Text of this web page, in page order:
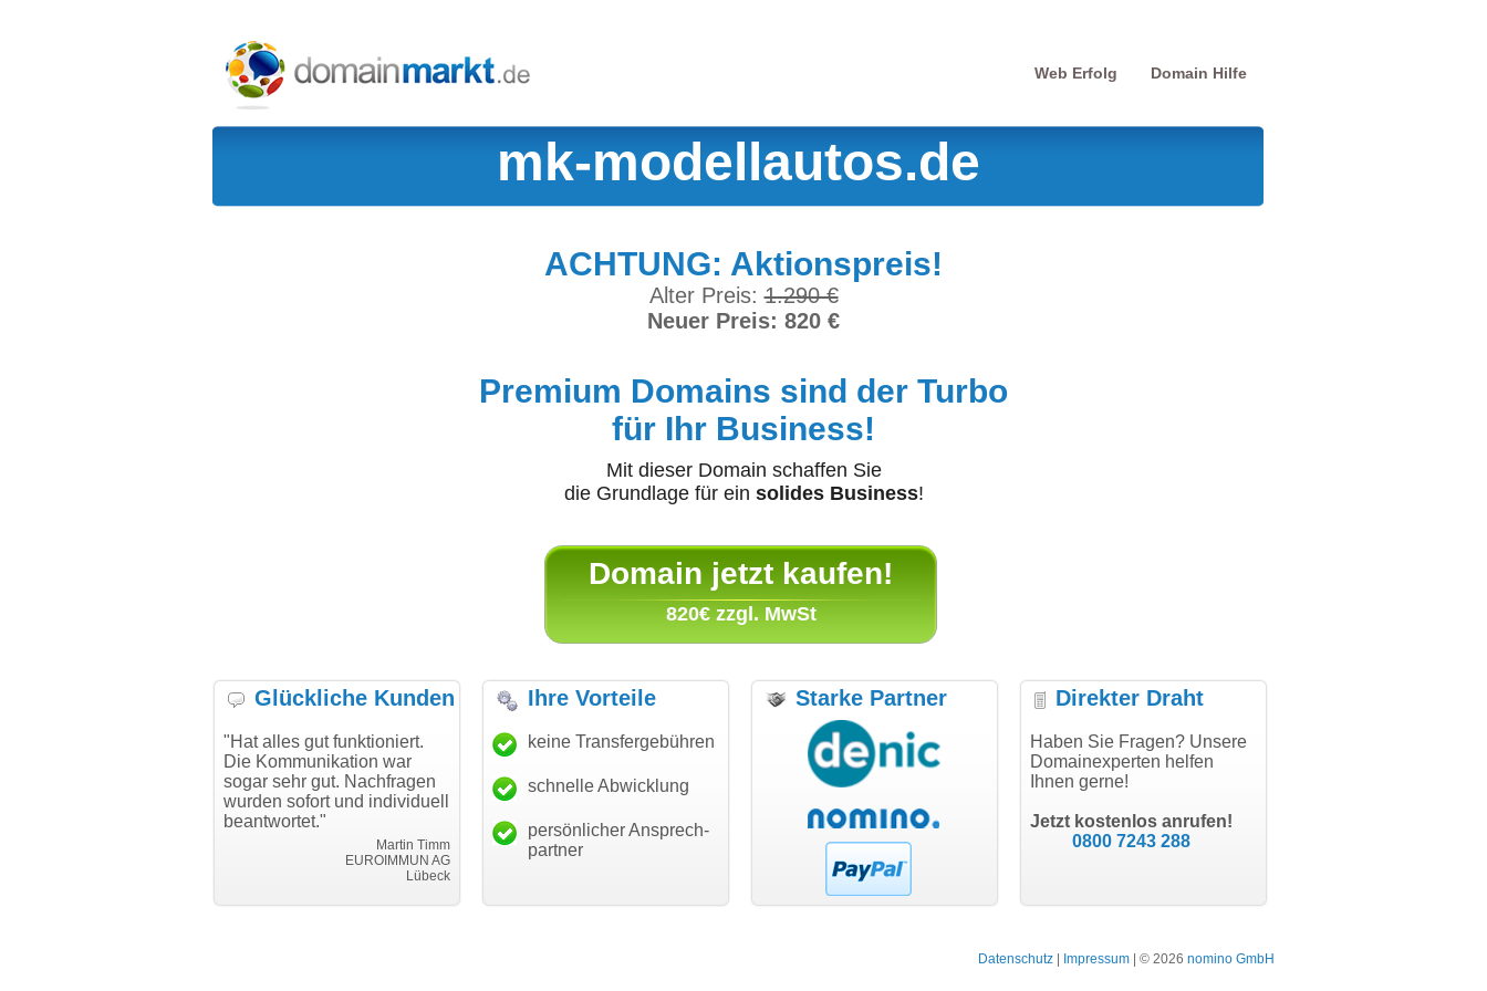
Web Erfolg Domain Hilfe
mk-modellautos.de
ACHTUNG: Aktionspreis!
Alter Preis:1.290 €
Neuer Preis: 820 €
Premium Domains sind der Turbo
für Ihr Business!
Mit dieser Domain schaffen Sie
die Grundlage für ein solides Business!
Domain jetzt kaufen!
820€ zzgl. MwSt
Glückliche Kunden
"Hat alles gut funktioniert.
Die Kommunikation war
sogar sehr gut. Nachfragen
wurden sofort und individuell
beantwortet."
Martin Timm
EUROIMMUN AG
Lübeck
"Danke für den schnellen
Transfer und guten Service!"
Thomas Schäfer
i can eckert communication GmbH
"Ich bin dankbar, meine
Wunschdomain gefunden zu
haben. Die Domain passt für
hundertprozentig."
Janina Köck
Leben im Einklang
leben-im-einklang.de
"Super Abwicklung, vielen
modern software GbR
Landau an der Isar
"Vielen Dank für den
Ihre Vorteile
keine Transfergebühren
schnelle Abwicklung
persönlicher Ansprech-
partner
Starke Partner Direkter Draht
Haben Sie Fragen? Unsere
Domainexperten helfen
Ihnen gerne!
Jetzt kostenlos anrufen!
0800 7243 288
Datenschutz Impressum | © 2026 nomino GmbH